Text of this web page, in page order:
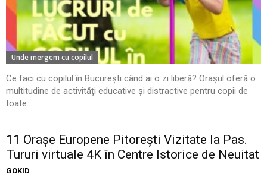
Unde mergem cu copilul
Ce faci cu copilul în București când ai o zi liberă? Orașul oferă o
multitudine de activități educative și distractive pentru copii de
toate...
11 Oraşe Europene Pitoreşti Vizitate la Pas.
Tururi virtuale 4K în Centre Istorice de Neuitat
GOKID